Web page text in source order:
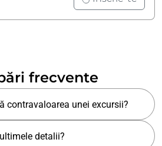
frecvente
contravaloarea unei excursii?
detalii?